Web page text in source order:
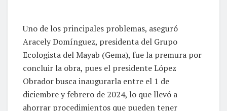
Uno de los principales problemas, aseguró
Aracely Domínguez, presidenta del Grupo
Ecologista del Mayab (Gema), fue la premura por
concluir la obra, pues el presidente López
Obrador busca inaugurarla entre el 1 de
diciembre y febrero de 2024, lo que llevó a
ahorrar procedimientos que pueden tener